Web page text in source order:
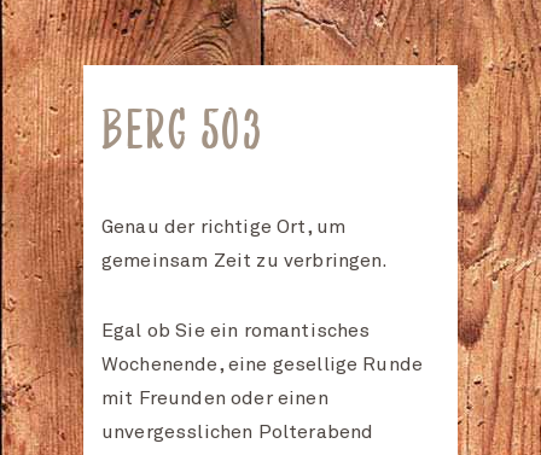
BERG 503
Genau der richtige Ort, um
gemeinsam Zeit zu verbringen.
Egal ob Sie ein romantisches
Wochenende, eine gesellige Runde
mit Freunden oder einen
unvergesslichen Polterabend